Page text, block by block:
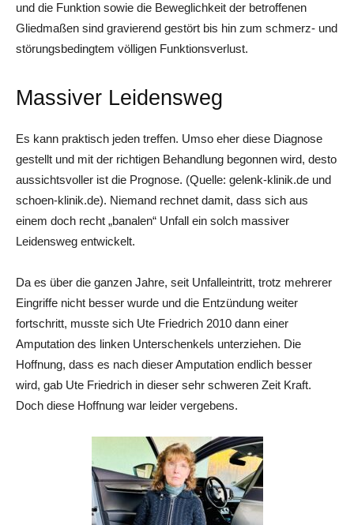
und die Funktion sowie die Beweglichkeit der betroffenen
Gliedmaßen sind gravierend gestört bis hin zum schmerz- und
störungsbedingtem völligen Funktionsverlust.
Massiver Leidensweg
Es kann praktisch jeden treffen. Umso eher diese Diagnose
gestellt und mit der richtigen Behandlung begonnen wird, desto
aussichtsvoller ist die Prognose. (Quelle: gelenk-klinik.de und
schoen-klinik.de). Niemand rechnet damit, dass sich aus
einem doch recht „banalen“ Unfall ein solch massiver
Leidensweg entwickelt.
Da es über die ganzen Jahre, seit Unfalleintritt, trotz mehrerer
Eingriffe nicht besser wurde und die Entzündung weiter
fortschritt, musste sich Ute Friedrich 2010 dann einer
Amputation des linken Unterschenkels unterziehen. Die
Hoffnung, dass es nach dieser Amputation endlich besser
wird, gab Ute Friedrich in dieser sehr schweren Zeit Kraft.
Doch diese Hoffnung war leider vergebens.